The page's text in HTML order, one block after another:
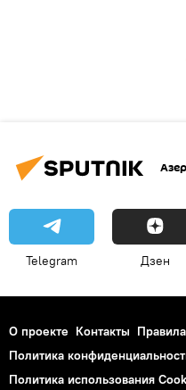
Telegram Дзен
О проекте Контакты
Политика
Политика использования